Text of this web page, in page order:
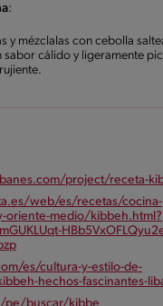
:
y mézclalas con cebolla
sabor cálido y ligeramente
project/receta-
web/es/recetas/cocina-
oriente-medio/kibbeh.html?
es/cultura-y-estilo-de-
hechos-fascinantes-